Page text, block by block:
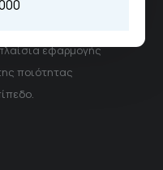
εφαρμογής
ποιότητας